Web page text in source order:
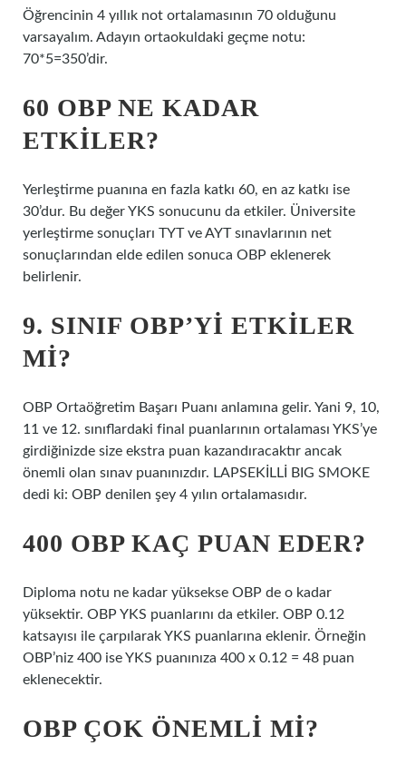
Öğrencinin 4 yıllık not ortalamasının 70 olduğunu
varsayalım. Adayın ortaokuldaki geçme notu:
70*5=350’dir.
60 OBP NE KADAR
ETKILER?
Yerleştirme puanına en fazla katkı 60, en az katkı ise
30’dur. Bu değer YKS sonucunu da etkiler. Üniversite
yerleştirme sonuçları TYT ve AYT sınavlarının net
sonuçlarından elde edilen sonuca OBP eklenerek
belirlenir.
9. SINIF OBP’YI ETKILER
MI?
OBP Ortaöğretim Başarı Puanı anlamına gelir. Yani 9, 10,
11 ve 12. sınıflardaki final puanlarının ortalaması YKS’ye
girdiğinizde size ekstra puan kazandıracaktır ancak
önemli olan sınav puanınızdır. LAPSEKİLLİ BIG SMOKE
dedi ki: OBP denilen şey 4 yılın ortalamasıdır.
400 OBP KAÇ PUAN EDER?
Diploma notu ne kadar yüksekse OBP de o kadar
yüksektir. OBP YKS puanlarını da etkiler. OBP 0.12
katsayısı ile çarpılarak YKS puanlarına eklenir. Örneğin
OBP’niz 400 ise YKS puanınıza 400 x 0.12 = 48 puan
eklenecektir.
OBP ÇOK ÖNEMLI MI?